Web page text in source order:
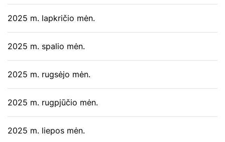
2025 m. lapkričio mėn.
2025 m. spalio mėn.
2025 m. rugsėjo mėn.
2025 m. rugpjūčio mėn.
2025 m. liepos mėn.